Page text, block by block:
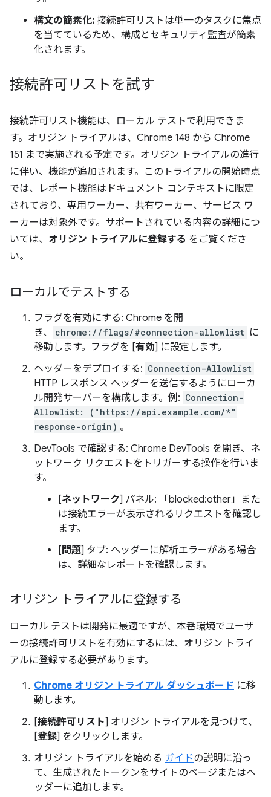
構文の簡素化: 接続許可リストは単一のタスクに焦点
を当てているため、構成とセキュリティ監査が簡素
化されます。
接続許可リストを試す
接続許可リスト機能は、ローカル テストで利用できま
す。オリジン トライアルは、Chrome 148 から Chrome
151 まで実施される予定です。オリジン トライアルの進行
に伴い、機能が追加されます。このトライアルの開始時点
では、レポート機能はドキュメント コンテキストに限定
されており、専用ワーカー、共有ワーカー、サービス ワ
ーカーは対象外です。サポートされている内容の詳細につ
いては、 オリジン トライアルに登録する をご覧くださ
い。
ローカルでテストする
フラグを有効にする: Chrome を開
き、
chrome://flags/#connection-allowlist に
移動します。フラグを [有効] に設定します。
ヘッダーをデプロイする: Connection-Allowlist
HTTP レスポンス ヘッダーを送信するようにローカ
ル開発サーバーを構成します。例: Connection-
Allowlist: ("https://api.example.com/*"
response-origin) 。
DevTools で確認する: Chrome DevTools を開き、ネ
ットワーク リクエストをトリガーする操作を行いま
す。
[ネットワーク] パネル: 「blocked:other」また
は接続エラーが表示されるリクエストを確認し
ます。
[ 問題] タブ: ヘッダーに解析エラーがある場合
は、詳細なレポートを確認します。
オリジン トライアルに登録する
ローカル テストは開発に最適ですが、本番環境でユーザ
ーの接続許可リストを有効にするには、オリジン トライ
アルに登録する必要があります。
Chrome オリジン トライアル ダッシュボード に移
動します。
[接続許可リスト] オリジン トライアルを見つけて、
[登録] をクリックします。
オリジン トライアルを始める ガイドの説明に沿っ
て、生成されたトークンをサイトのページまたはヘ
ッダーに追加します。